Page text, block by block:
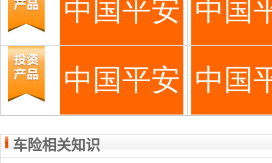
车险相关知识